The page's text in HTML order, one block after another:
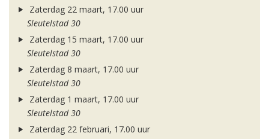
Zaterdag 22 maart, 17.00 uur
Sleutelstad 30
Zaterdag 15 maart, 17.00 uur
Sleutelstad 30
Zaterdag 8 maart, 17.00 uur
Sleutelstad 30
Zaterdag 1 maart, 17.00 uur
Sleutelstad 30
Zaterdag 22 februari, 17.00 uur